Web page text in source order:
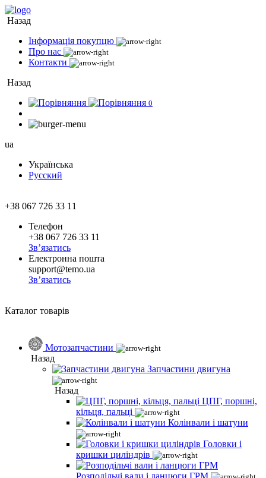
Назад
Інформація покупцю
Про нас
Контакти
Назад
0
ua
Українська
Русский
+38 067 726 33 11
Телефон
+38 067 726 33 11
Зв’язатись
Електронна пошта
support@temo.ua
Зв’язатись
Каталог товарів
Мотозапчастини
Назад
Запчастини двигуна
Назад
ЦПГ, поршні,
кільця, пальці
Колінвали і шатуни
Головки і
кришки циліндрів
Розподільчі вали і ланцюги ГРМ